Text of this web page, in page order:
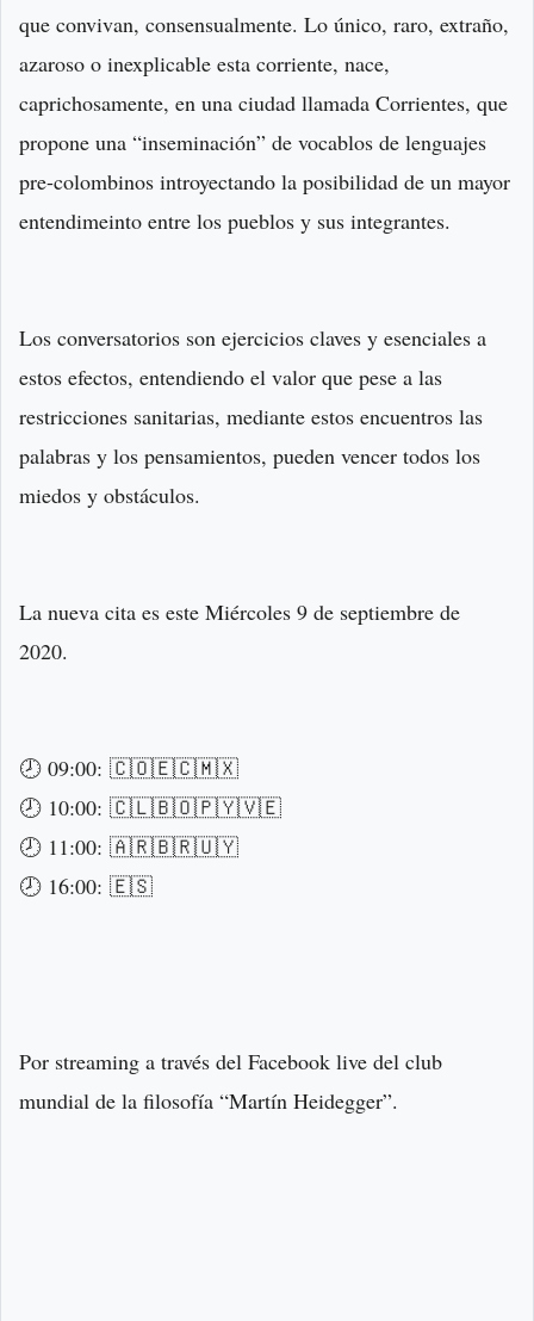
que convivan, consensualmente. Lo único, raro, extraño,
azaroso o inexplicable esta corriente, nace,
caprichosamente, en una ciudad llamada Corrientes, que
propone una “inseminación” de vocablos de lenguajes
pre-colombinos introyectando la posibilidad de un mayor
entendimeinto entre los pueblos y sus integrantes.
Los conversatorios son ejercicios claves y esenciales a
estos efectos, entendiendo el valor que pese a las
restricciones sanitarias, mediante estos encuentros las
palabras y los pensamientos, pueden vencer todos los
miedos y obstáculos.
La nueva cita es este Miércoles 9 de septiembre de
2020.
🕗 09:00: 🇨🇴🇪🇨🇲🇽
🕗 10:00: 🇨🇱🇧🇴🇵🇾🇻🇪
🕗 11:00: 🇦🇷🇧🇷🇺🇾
🕗 16:00: 🇪🇸
Por streaming a través del Facebook live del club
mundial de la filosofía “Martín Heidegger”.